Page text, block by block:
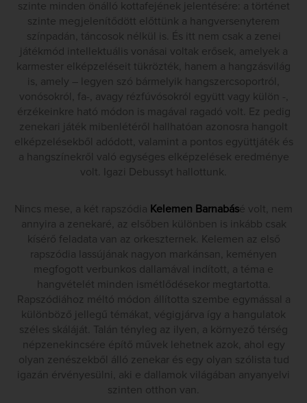
szinte minden önálló kottafejének jelentésére: a történet
szinte megjelenítődött előttünk a hangversenyterem
színpadán, táncosok nélkül is. És itt nem csak a zenei
játékmód intellektuális vonásai voltak erősek, amelyek a
karmester elképzeléseit tükrözték, hanem a hangzásvilág
is, amely – legyen szó bármelyik hangszercsoportról,
vonósokról, fa-, avagy rézfúvósokról együtt vagy külön -,
érzékeinkre ható módon is magával ragadó volt. Ez pedig
zenekari játék mibenlétéről hallhatóan azonosra hangolt
elképzelésekből adódott, valamint a pontos együttjáték és
a hangszínekről való egységes elképzelések eredménye
volt. Igazi Debussyt hallottunk.
Nincs mese, a két rapszódia Kelemen Barnabásé volt, nem
annyira a zenekaré, az elsőben különben is inkább csak
kísérő feladata van az orkeszternek. Kelemen az első
rapszódia lassújának nagyon markánsan, keményen
megfogott verbunkos dallamával indított, a téma e
hangvételét minden ismétlődésekor megtartotta.
Rapszódiához méltó módon állította szembe egymással a
különböző jellegű témákat, végigjárva így a hangulatok
széles skáláját. Talán tényleg az ilyen, a környező térség
népzenekincsére építő művek lehetnek azok, ahol egy
olyan zenészekből álló zenekar és egy olyan szólista tud
igazán érvényesülni, aki e dallamok világában anyanyelvi
szinten otthon van.